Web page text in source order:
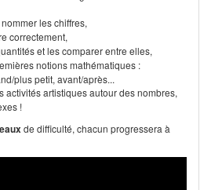
les chiffres,
correctement,
et les comparer entre elles,
notions mathématiques :
plus petit, avant/après...
activités artistiques autour des nombres,
!
de difficulté, chacun progressera à